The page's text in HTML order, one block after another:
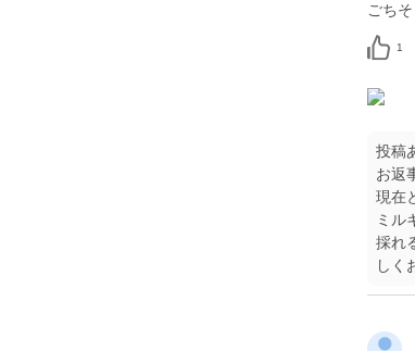
ごち
1
投稿
お返
現在
ミル
採れ
しく